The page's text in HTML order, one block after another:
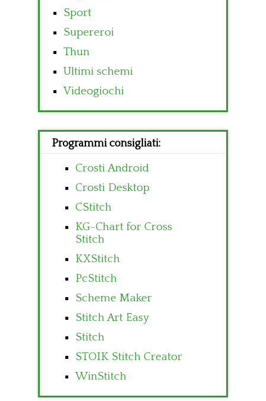
Sport
Supereroi
Thun
Ultimi schemi
Videogiochi
Programmi consigliati:
Crosti Android
Crosti Desktop
CStitch
KG-Chart for Cross
Stitch
KXStitch
PcStitch
Scheme Maker
Stitch Art Easy
Stitch
STOIK Stitch Creator
WinStitch